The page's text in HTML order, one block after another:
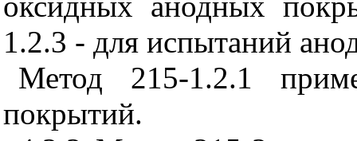
1.2.3 - для испытаний
Метод 215-1.2.1
покрытий.